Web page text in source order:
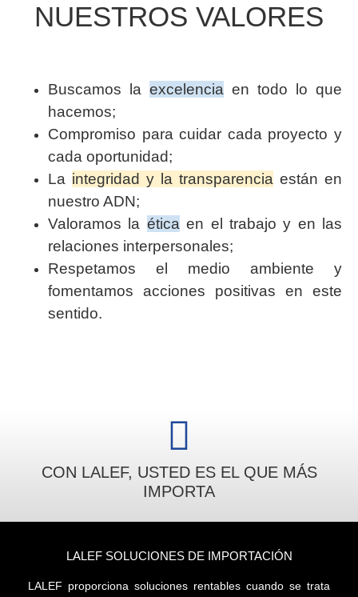
NUESTROS VALORES
Buscamos la excelencia en todo lo que
hacemos;
Compromiso para cuidar cada proyecto y
cada oportunidad;
La integridad y la transparencia están en
nuestro ADN;
Valoramos la éticaen el trabajo y en las
relaciones interpersonales;
Respetamos el medio ambiente y
fomentamos acciones positivas en este
sentido.
CON LALEF, USTED ES EL QUE MÁS
IMPORTA
LALEF SOLUCIONES DE IMPORTACIÓN
LALEF proporciona soluciones rentables cuando se trata